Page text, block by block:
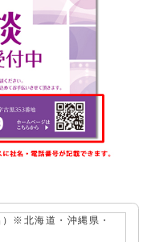
※北海道・沖縄県・